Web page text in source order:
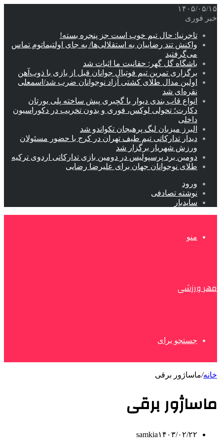
۱۴۰۵/۰۵/۱۵
خبر فوری
تاجرنیا: حال تیم خوب است جز پنجره بسته!
واکنش تند رضاییان به استقلالی‌ها/ به جای اولتیماتوم تماس
می‌گرفتید
باشگاه گل گهر: حقانیت ما اثبات شد
برگزاری تمرین تیم فوتبال جوانان قبل از بازی با ذوب‌آهن
اولین مدال طلای کشتی آزاد نوجوانان ضرب شد/اسمعلی
نقره‌ای شد
انواع قاب بندی دیوار با گچبری پیش ساخته پلی یورتان
دکارت؛ تحولی لوکس، فوری و بدون تخریب در دکوراسیون
داخلی
البرز میزبان لیگ پرهیجان تکواندو شد
دیدار تدارکاتی تیم طیف تهران در کرج با حضور مسئولان
ورزش شهریار برگزار شد
دومین برد پرسپولیس در دومین بازی تدارکاتی اردوی ترکیه
طلای نوجوانان جهان برای علیرضا رضایی
ورود
نوشته تصادفی
سایدبار
منو
مهر ورزشی
جستجو برای
خانه/ماساژور برقی
ماساژور برقی
samkia۱۴۰۳/۰۲/۲۲